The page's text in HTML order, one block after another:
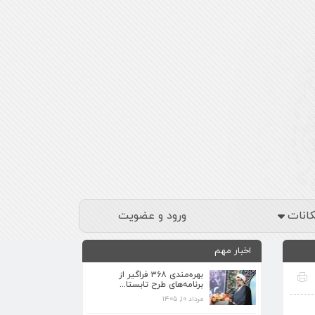
ورود و عضویت
اخبار مهم
بهره‌مندی ۳۶۸ فراگیر از
برنامه‌های طرح تابستا...
مرداد ۱۰, ۱۴۰۵
برنامه‌های فرهنگی زیارتگاه شهید آیت‌الله